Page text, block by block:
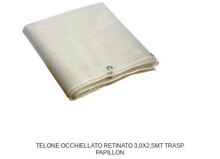
TELONE OCCHIELLATO RETINATO 3,0X2,5MT TRASP.
PAPILLON